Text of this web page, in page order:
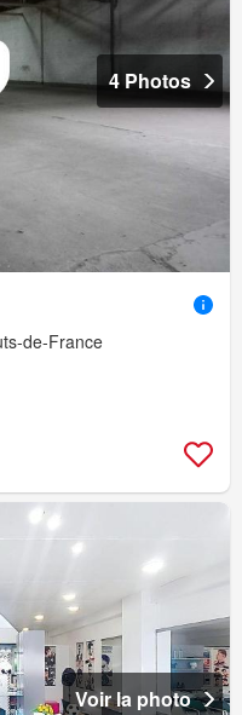
4 Photos
de-France
Voir la photo